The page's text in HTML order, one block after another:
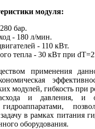
модуля:
бар.
- 180 л/мин.
- 110 кВт.
тепла - 30 кВт при
применения
модулей, гибкость при
и давления, и
в рамках питания
оборудования.